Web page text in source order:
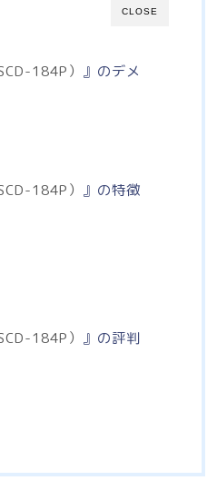
CLOSE
184P） 』のデメ
184P） 』の特徴
184P） 』の評判